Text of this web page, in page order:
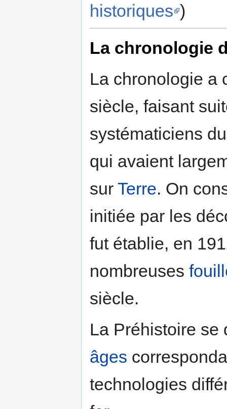
historiques )
La chronologie
La chronologie a
siècle, faisant
systématiciens
qui avaient
sur Terre. On
initiée par les
fut établie, en
nombreuses
siècle.
La Préhistoire se
âges
technologies